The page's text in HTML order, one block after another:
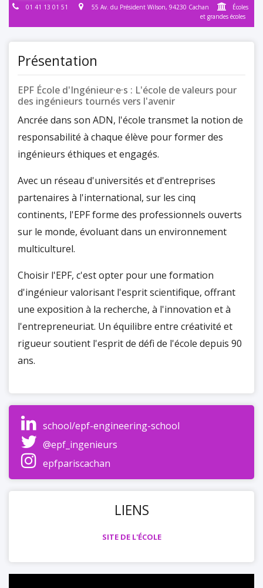
01 41 13 01 51 55 Av. du Président Wilson, 94230 Cachan
Écoles
et grandes écoles
Présentation
EPF École d'Ingénieur·e·s : L'école de valeurs pour
des ingénieurs tournés vers l'avenir
Ancrée dans son ADN, l'école transmet la notion de
responsabilité à chaque élève pour former des
ingénieurs éthiques et engagés.
Avec un réseau d'universités et d'entreprises
partenaires à l'international, sur les cinq
continents, l'EPF forme des professionnels ouverts
sur le monde, évoluant dans un environnement
multiculturel.
Choisir l'EPF, c'est opter pour une formation
d'ingénieur valorisant l'esprit scientifique, offrant
une exposition à la recherche, à l'innovation et à
l'entrepreneuriat. Un équilibre entre créativité et
rigueur soutient l'esprit de défi de l'école depuis 90
ans.
school/epf-engineering-school
@epf_ingenieurs
epfpariscachan
LIENS
SITE DE L'ÉCOLE